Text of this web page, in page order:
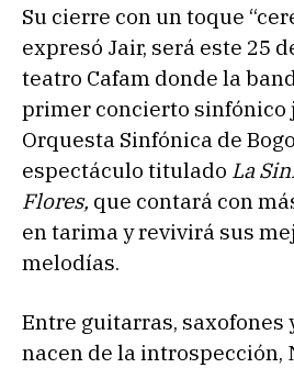
Su cierre con un toque
expresó Jair, será este 25
teatro Cafam donde la
primer concierto sinfónico
Orquesta Sinfónica de
espectáculo titulado La
Flores, que contará con
en tarima y revivirá sus
melodías.
Entre guitarras, saxofones
nacen de la introspección,